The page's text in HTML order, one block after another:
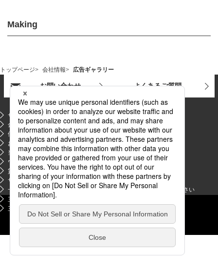
Making
トップページ 会社情報 広告ギャラリー
お問い合わせ よくあるご質問
サイトマップ
金融商品販売等の勧誘方針
PDFファイルが新規ウィンドウで開きます
個人情報のお取り扱いについて
お客さま本位の業務運営に関する基本方針
当サイトのご利用にあたって
ウェブアクセシビリティ方針
貸金業法第14条に関する貸付条件等の掲示
PDFファイルが新規ウィンドウで開きます
サプライヤー情報交換制度に関するお知らせ
PDFファイルが新規ウィンドウで開きます
一部の販売業者によるリースを利用した悪質訪問販売にご注意ください
三菱ＵＦＪフィナンシャル・グループ
新規ウィンドウを開きます
新規ウィンドウを開きます
三菱グループのポータルサイト
新規ウィンドウを開きます
新規ウィンドウを開きます